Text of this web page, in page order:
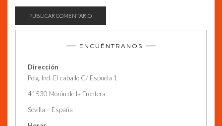
ENCUÉNTRANOS
Dirección
Polg. Ind. El caballo C/ Espuela 1
41530 Morón de la Frontera
Sevilla – España